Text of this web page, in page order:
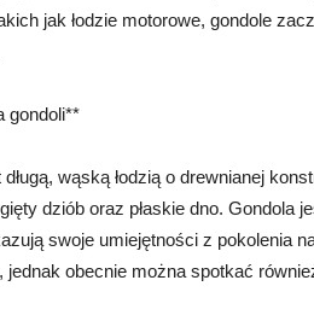
jak łodzie motorowe, gondole
gondoli**
długą, wąską łodzią o drewnianej
dziób oraz płaskie dno.
swoje umiejętności z pokolenia
jednak obecnie można spotkać